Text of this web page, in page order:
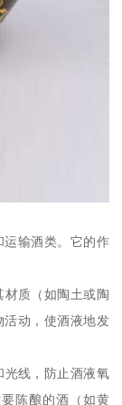
运输酒类。它的作
材质（如陶土或陶
动，使酒液地发
光线，防止酒液氧
陈酿的酒（如黄